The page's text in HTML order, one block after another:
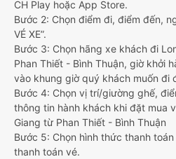
CH Play hoặc App Store.
Bước 2: Chọn điểm đi, điểm đến,
VÉ XE”.
Bước 3: Chọn hãng xe khách đi
Phan Thiết - Bình Thuận, giờ khởi
vào khung giờ quý khách muốn đi
Bước 4: Chọn vị trí/giường ghế,
thông tin hành khách khi đặt mua
Giang từ Phan Thiết - Bình Thuận
Bước 5: Chọn hình thức thanh
thanh toán vé.